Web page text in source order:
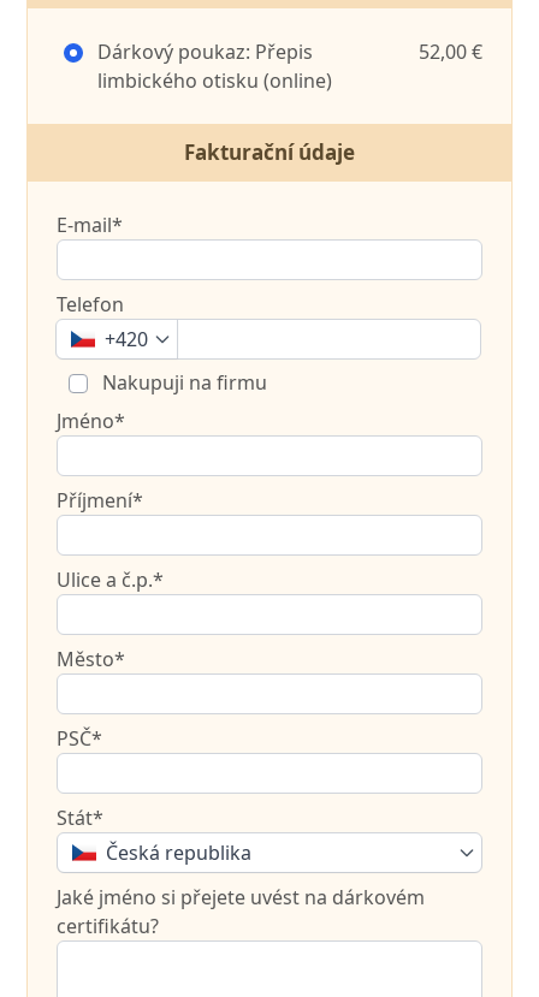
Dárkový poukaz: Přepis
limbického otisku (online)
52,00 €
Fakturační údaje
E-mail*
Telefon
+420
Nakupuji na firmu
Jméno*
Příjmení*
Ulice a č.p.*
Město*
PSČ*
Stát*
Česká republika
Jaké jméno si přejete uvést na dárkovém
certifikátu?